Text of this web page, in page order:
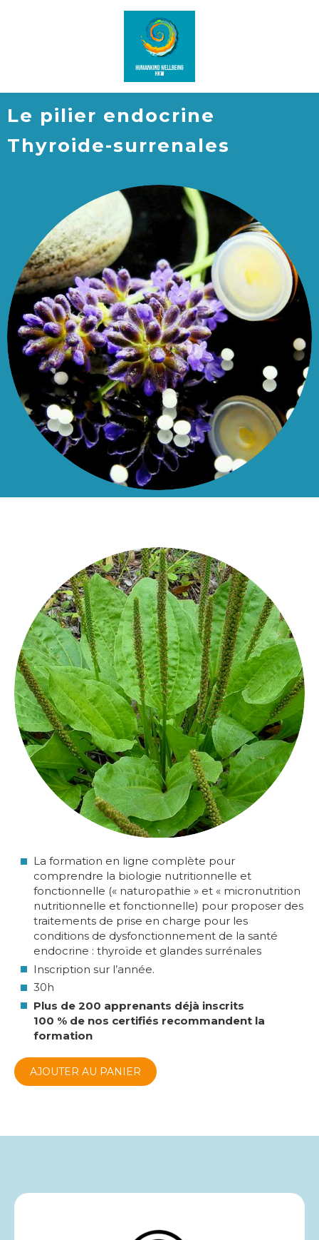
Le pilier endocrine
Thyroide-surrenales
La formation en ligne complète pour
comprendre la biologie nutritionnelle et
fonctionnelle (« naturopathie » et « micronutrition
nutritionnelle et fonctionnelle) pour proposer des
traitements de prise en charge pour les
conditions de dysfonctionnement de la santé
endocrine : thyroïde et glandes surrénales
Inscription sur l’année.
30h
Plus de 200 apprenants déjà inscrits
100 % de nos certifiés recommandent la
formation
AJOUTER AU PANIER